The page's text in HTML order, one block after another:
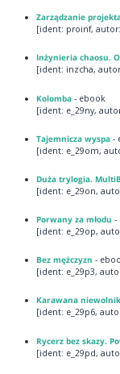
Zarządzanie
[ident: proinf,
Inżynieria chaosu.
[ident: inzcha,
Kolomba - ebook
[ident: e_29ny,
Tajemnicza wyspa-
[ident: e_29om,
Duża trylogia.
[ident: e_29on,
Porwany za młodu -
[ident: e_29op,
Bez mężczyzn -
[ident: e_29p3,
Karawana
[ident: e_29p6,
Rycerz bez skazy.
[ident: e_29pd,